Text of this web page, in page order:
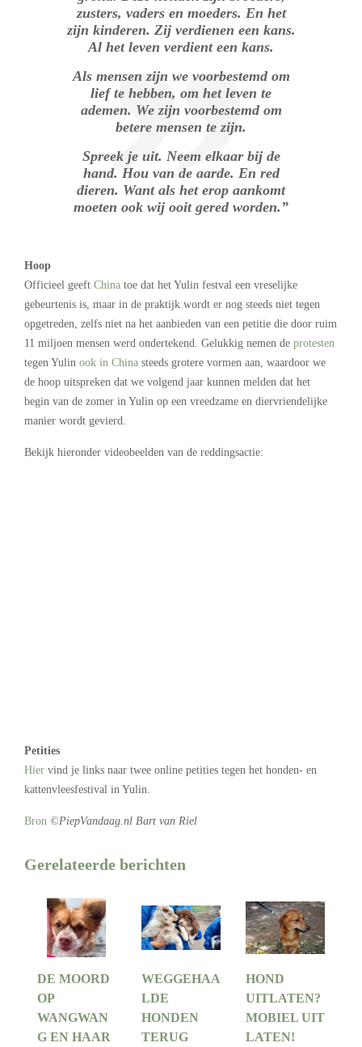
zusters, vaders en moeders. En het
zijn kinderen. Zij verdienen een kans.
Al het leven verdient een kans.
Als mensen zijn we voorbestemd om
lief te hebben, om het leven te
ademen. We zijn voorbestemd om
betere mensen te zijn.
Spreek je uit. Neem elkaar bij de
hand. Hou van de aarde. En red
dieren. Want als het erop aankomt
moeten ook wij ooit gered worden.”
Hoop
Officieel geeft China toe dat het Yulin festval een vreselijke
gebeurtenis is, maar in de praktijk wordt er nog steeds niet tegen
opgetreden, zelfs niet na het aanbieden van een petitie die door ruim
11 miljoen mensen werd ondertekend. Gelukkig nemen de protesten
tegen Yulin ook in China steeds grotere vormen aan, waardoor we
de hoop uitspreken dat we volgend jaar kunnen melden dat het
begin van de zomer in Yulin op een vreedzame en diervriendelijke
manier wordt gevierd.
Bekijk hieronder videobeelden van de reddingsactie:
Petities
Hier vind je links naar twee online petities tegen het honden- en
kattenvleesfestival in Yulin.
Bron ©PiepVandaag.nl Bart van Riel
Gerelateerde berichten
DE MOORD
OP
WANGWAN
G EN HAAR
WEGGEHAA
LDE
HONDEN
TERUG
HOND
UITLATEN?
MOBIEL UIT
LATEN!